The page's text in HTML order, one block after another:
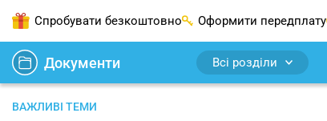
Спробувати безкоштовно Оформити передплату
Документи Всі розділи
ВАЖЛИВІ ТЕМИ